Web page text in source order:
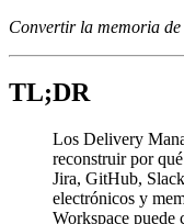
Convertir la memoria
TL;DR
Los Delivery
reconstruir por
Jira, GitHub,
electrónicos y
Workspace puede